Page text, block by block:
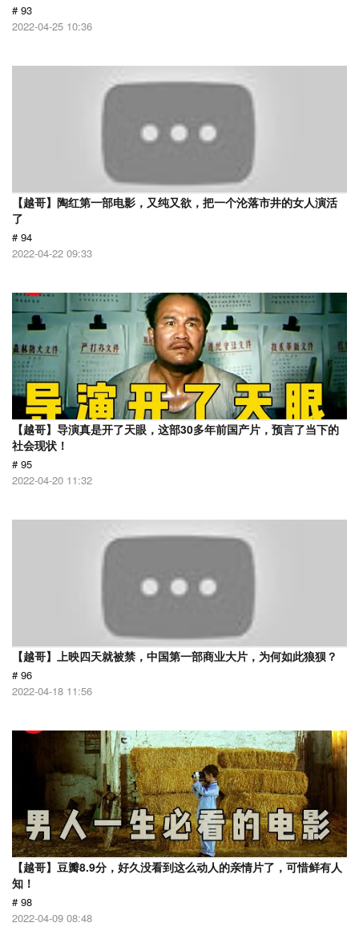
# 93
2022-04-25 10:36
【越哥】陶红第一部电影，又纯又欲，把一个沦落市井的女人演活
了
# 94
2022-04-22 09:33
【越哥】导演真是开了天眼，这部30多年前国产片，预言了当下的
社会现状！
# 95
2022-04-20 11:32
【越哥】上映四天就被禁，中国第一部商业大片，为何如此狼狈？
# 96
2022-04-18 11:56
【越哥】豆瓣8.9分，好久没看到这么动人的亲情片了，可惜鲜有人
知！
# 98
2022-04-09 08:48